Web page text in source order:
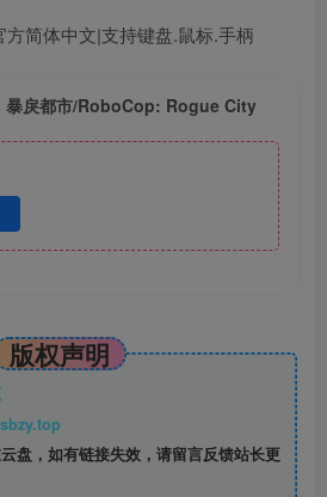
简体中文|支持键盘.鼠标.手柄
暴戾都市/RoboCop: Rogue City
版权声明
盘，如有链接失效，请留言反馈站长更